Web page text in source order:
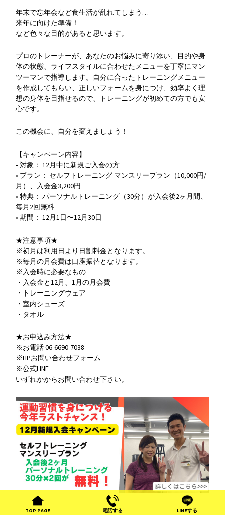
年末で忘年会など食生活が乱れてしまう…
来年に向けた準備！
など色々な目的があると思います。
プロのトレーナーが、あなたのお悩みに寄り添い、目的や身
体の状態、ライフスタイルに合わせたメニューを丁寧にマン
ツーマンで指導します。自分に合ったトレーニングメニュー
を作成してもらい、正しいフォームを身につけ、効率よく理
想の身体を目指せるので、トレーニングが初めての方でも安
心です。
この機会に、自分を変えましょう！
【キャンペーン内容】
• 対象： 12月中に新規ご入会の方
• プラン： セルフトレーニング マンスリープラン（10,000円/
月）、入会金3,200円
• 特典： パーソナルトレーニング（30分）が入会後2ヶ月間、
毎月2回無料
• 期間： 12月1日〜12月30日
★注意事項★
※初月は利用日より日割料金となります。
※毎月の月会費は口座振替となります。
※入会時に必要なもの
・入会金と12月、1月の月会費
・トレーニングウェア
・室内シューズ
・タオル
★お申込み方法★
※お電話 06-6690-7038
※HPお問い合わせフォーム
※公式LINE
いずれかからお問い合わせ下さい。
TOP PAGE 電話する LINEする